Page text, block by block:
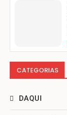
CATEGORIAS
DAQUI